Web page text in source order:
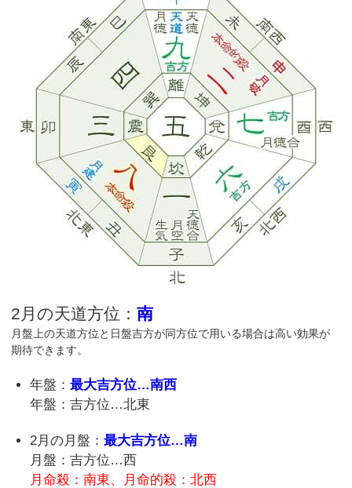
2月の天道方位：南
月盤上の天道方位と日盤吉方が同方位で用いる場合は高い効果が
期待できます。
年盤：最大吉方位…南西
年盤：吉方位…北東
2月の月盤：最大吉方位…南
月盤：吉方位…西
月命殺：南東、月命的殺：北西